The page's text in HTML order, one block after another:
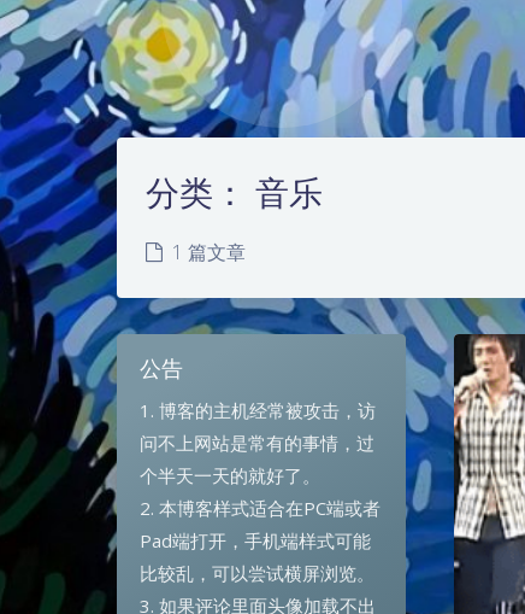
分类： 音乐
1 篇文章
公告
1. 博客的主机经常被攻击，访
问不上网站是常有的事情，过
个半天一天的就好了。
2. 本博客样式适合在PC端或者
Pad端打开，手机端样式可能
比较乱，可以尝试横屏浏览。
3. 如果评论里面头像加载不出